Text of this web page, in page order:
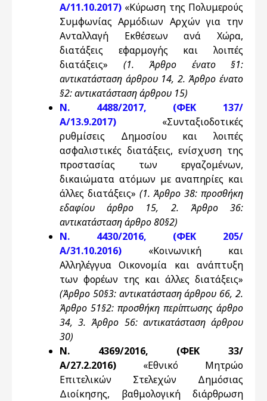
Α/11.10.2017) «Κύρωση της Πολυμερούς
Συμφωνίας Αρμόδιων Αρχών για την
Ανταλλαγή Εκθέσεων ανά Χώρα,
διατάξεις εφαρμογής και λοιπές
διατάξεις» (1. Άρθρο ένατο §1:
αντικατάσταση άρθρου 14, 2. Άρθρο ένατο
§2: αντικατάσταση άρθρου 15)
N. 4488/2017, (ΦΕΚ 137/
Α/13.9.2017) «Συνταξιοδοτικές
ρυθμίσεις Δημοσίου και λοιπές
ασφαλιστικές διατάξεις, ενίσχυση της
προστασίας των εργαζομένων,
δικαιώματα ατόμων με αναπηρίες και
άλλες διατάξεις» (1. Άρθρο 38: προσθήκη
εδαφίου άρθρο 15, 2. Άρθρο 36:
αντικατάσταση άρθρο 80§2)
N. 4430/2016, (ΦΕΚ 205/
Α/31.10.2016) «Κοινωνική και
Αλληλέγγυα Οικονομία και ανάπτυξη
των φορέων της και άλλες διατάξεις»
(Άρθρο 50§3: αντικατάσταση άρθρου 66, 2.
Άρθρο 51§2: προσθήκη περίπτωσης άρθρο
34, 3. Άρθρο 56: αντικατάσταση άρθρου
30)
Ν. 4369/2016, (ΦΕΚ 33/
Α/27.2.2016) «Εθνικό Μητρώο
Επιτελικών Στελεχών Δημόσιας
Διοίκησης, βαθμολογική διάρθρωση